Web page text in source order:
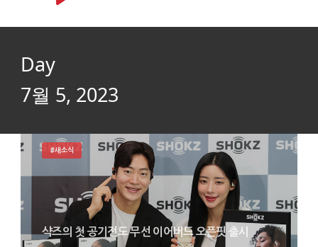
Day
7월 5, 2023
샥즈의 첫 공기전도 무선 이어버드 오픈핏 출시
#새소식